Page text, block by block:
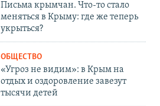
Письма крымчан. Что-то стало
меняться в Крыму: где же теперь
укрыться?
ОБЩЕСТВО
«Угроз не видим»: в Крым на
отдых и оздоровление завезут
тысячи детей